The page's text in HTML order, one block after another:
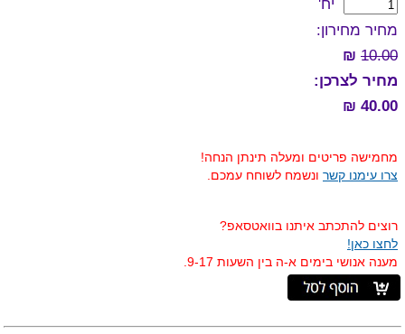
יח'
מחיר מחירון:
10.00
₪
מחיר לצרכן:
40.00 ₪
מחמישה פריטים ומעלה תינתן הנחה!
צרו עימנו קשר ונשמח לשוחח עמכם.
רוצים להתכתב איתנו בוואטסאפ?
לחצו כאן!
מענה אנושי בימים א-ה בין השעות 9-17.